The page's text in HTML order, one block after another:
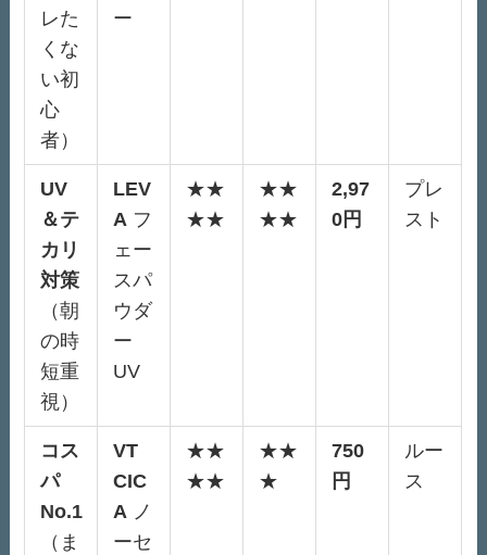
レた
くな
い初
心
者）
ー
UV
＆テ
カリ
対策
（朝
の時
短重
視）
LEV
Aフ
ェー
スパ
ウダ
ー
UV
★★
★★
★★
★★
2,97
0円
プレ
スト
コス
パ
No.1
（ま
VT
CIC
Aノ
ーセ
★★
★★
★★
★
750
円
ルー
ス